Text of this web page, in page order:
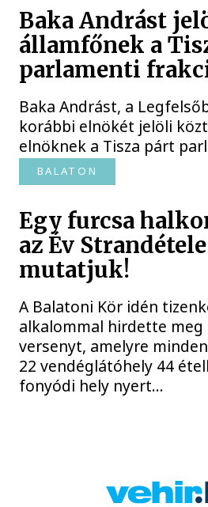
Baka Andrást
államfőnek a
parlamenti
Baka Andrást, a
korábbi elnökét jelöli
elnöknek a Tisza párt
BALATON
Egy furcsa
az Év
mutatjuk!
A Balatoni Kör idén
alkalommal hirdette meg
versenyt, amelyre
22 vendéglátóhely 44
fonyódi hely nyert...